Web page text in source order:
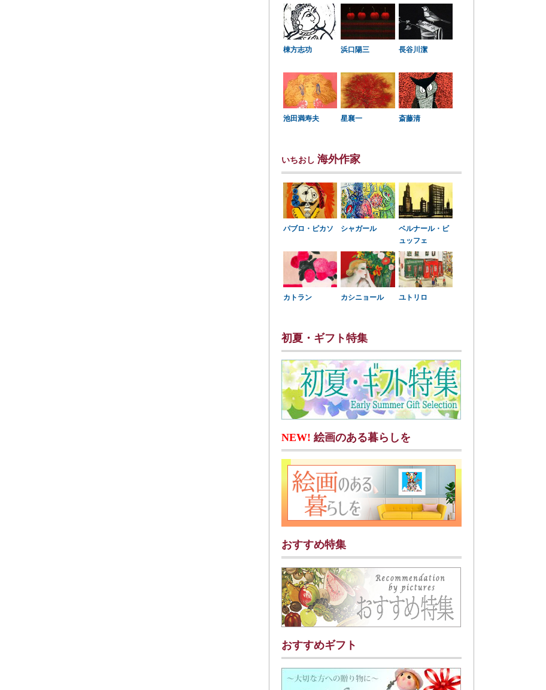
棟方志功 浜口陽三 長谷川潔
池田満寿夫 星襄一 斎藤清
いちおし 海外作家
パブロ・ピカソ シャガール
ベルナール・ビ
ュッフェ
カトラン カシニョール ユトリロ
初夏・ギフト特集
NEW! 絵画のある暮らしを
おすすめ特集
おすすめギフト